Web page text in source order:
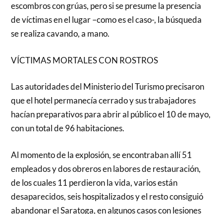
escombros con grúas, pero si se presume la presencia
de víctimas en el lugar –como es el caso-, la búsqueda
se realiza cavando, a mano.
VÍCTIMAS MORTALES CON ROSTROS
Las autoridades del Ministerio del Turismo precisaron
que el hotel permanecía cerrado y sus trabajadores
hacían preparativos para abrir al público el 10 de mayo,
con un total de 96 habitaciones.
Al momento de la explosión, se encontraban allí 51
empleados y dos obreros en labores de restauración,
de los cuales 11 perdieron la vida, varios están
desaparecidos, seis hospitalizados y el resto consiguió
abandonar el Saratoga, en algunos casos con lesiones